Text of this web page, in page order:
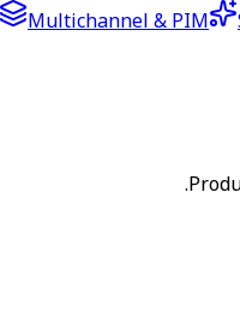
Multichannel & PIM